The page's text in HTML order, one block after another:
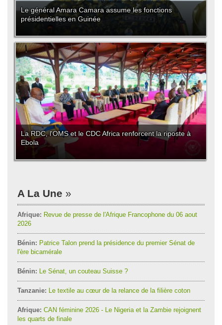
Le général Amara Camara assume les fonctions
présidentielles en Guinée
La RDC, l'OMS et le CDC Africa renforcent la riposte à
Ebola
A La Une
Afrique: Revue de presse de l'Afrique Francophone du 06 aout
2026
Bénin: Patrice Talon prend la présidence du premier Sénat de
l'ère bicamérale
Bénin: Le Sénat, un couteau Suisse ?
Tanzanie: Le textile au cœur de la relance de la filière coton
Afrique: CAN féminine 2026 - Le Nigeria et la Zambie rejoignent
les quarts de finale